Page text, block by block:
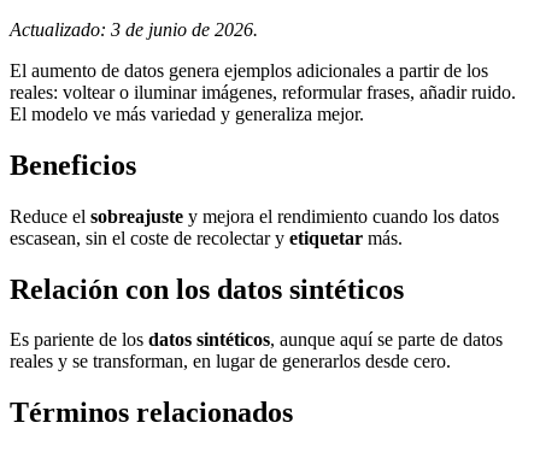
Actualizado: 3 de junio de 2026.
El aumento de datos genera ejemplos adicionales a partir de los
reales: voltear o iluminar imágenes, reformular frases, añadir ruido.
El modelo ve más variedad y generaliza mejor.
Beneficios
Reduce el sobreajuste y mejora el rendimiento cuando los datos
escasean, sin el coste de recolectar y etiquetar más.
Relación con los datos sintéticos
Es pariente de los datos sintéticos, aunque aquí se parte de datos
reales y se transforman, en lugar de generarlos desde cero.
Términos relacionados